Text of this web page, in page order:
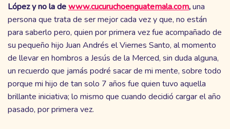
López y no la dewww.cucuruchoenguatemala.com,una
persona que trata de ser mejor cada vez y que, no están
para saberlo pero, quien por primera vez fue acompañado de
su pequeño hijo Juan Andrés el Viernes Santo, al momento
de llevar en hombros a Jesús de la Merced, sin duda alguna,
un recuerdo que jamás podré sacar de mi mente, sobre todo
porque mi hijo de tan solo 7 años fue quien tuvo aquella
brillante iniciativa; lo mismo que cuando decidió cargar el año
pasado, por primera vez.